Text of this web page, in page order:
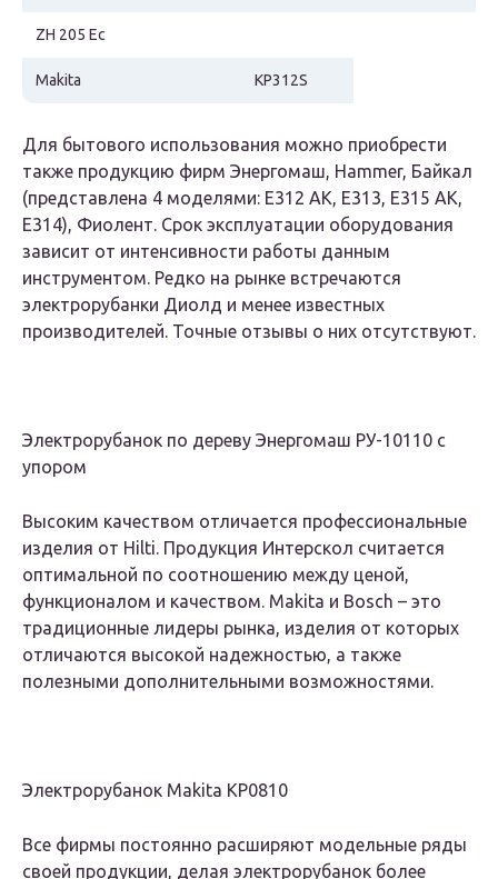
ZH 205 Ec
Makita KP312S
Для бытового использования можно приобрести
также продукцию фирм Энергомаш, Hammer, Байкал
(представлена 4 моделями: Е312 АК, Е313, Е315 АК,
Е314), Фиолент. Срок эксплуатации оборудования
зависит от интенсивности работы данным
инструментом. Редко на рынке встречаются
электрорубанки Диолд и менее известных
производителей. Точные отзывы о них отсутствуют.
Электрорубанок по дереву Энергомаш РУ-10110 с
упором
Высоким качеством отличается профессиональные
изделия от Hilti. Продукция Интерскол считается
оптимальной по соотношению между ценой,
функционалом и качеством. Makita и Bosch – это
традиционные лидеры рынка, изделия от которых
отличаются высокой надежностью, а также
полезными дополнительными возможностями.
Электрорубанок Makita KP0810
Все фирмы постоянно расширяют модельные ряды
своей продукции, делая электрорубанок более